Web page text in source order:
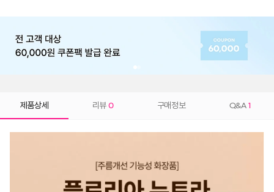
제품상세 리뷰 0 구매정보 Q&A 1